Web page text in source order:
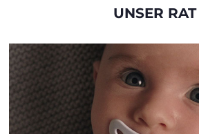
UNSER RAT